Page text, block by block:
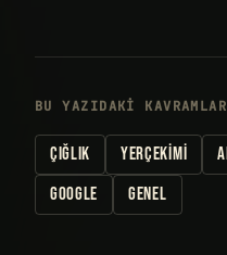
BU YAZIDAKI KAVRAMLAR
ÇIĞLIK YERÇEKIMI
GOOGLE
GENEL